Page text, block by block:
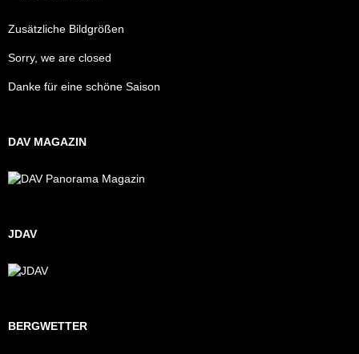
Zusätzliche Bildgrößen
Sorry, we are closed
Danke für eine schöne Saison
DAV MAGAZIN
JDAV
BERGWETTER